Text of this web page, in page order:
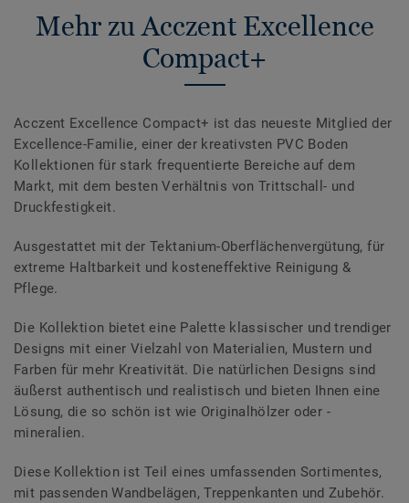
Mehr zu Acczent Excellence
Compact+
Acczent Excellence Compact+ ist das neueste Mitglied der
Excellence-Familie, einer der kreativsten PVC Boden
Kollektionen für stark frequentierte Bereiche auf dem
Markt, mit dem besten Verhältnis von Trittschall- und
Druckfestigkeit.
Ausgestattet mit der Tektanium-Oberflächenvergütung, für
extreme Haltbarkeit und kosteneffektive Reinigung &
Pflege.
Die Kollektion bietet eine Palette klassischer und trendiger
Designs mit einer Vielzahl von Materialien, Mustern und
Farben für mehr Kreativität. Die natürlichen Designs sind
äußerst authentisch und realistisch und bieten Ihnen eine
Lösung, die so schön ist wie Originalhölzer oder -
mineralien.
Diese Kollektion ist Teil eines umfassenden Sortimentes,
mit passenden Wandbelägen, Treppenkanten und Zubehör.